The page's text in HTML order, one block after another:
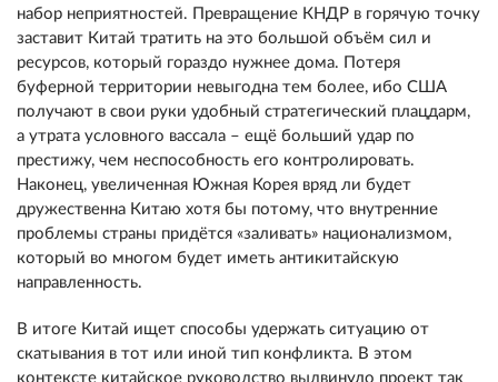
набор неприятностей. Превращение КНДР в горячую точку
заставит Китай тратить на это большой объём сил и
ресурсов, который гораздо нужнее дома. Потеря
буферной территории невыгодна тем более, ибо США
получают в свои руки удобный стратегический плацдарм,
а утрата условного вассала – ещё больший удар по
престижу, чем неспособность его контролировать.
Наконец, увеличенная Южная Корея вряд ли будет
дружественна Китаю хотя бы потому, что внутренние
проблемы страны придётся «заливать» национализмом,
который во многом будет иметь антикитайскую
направленность.
В итоге Китай ищет способы удержать ситуацию от
скатывания в тот или иной тип конфликта. В этом
контексте китайское руководство выдвинуло проект так